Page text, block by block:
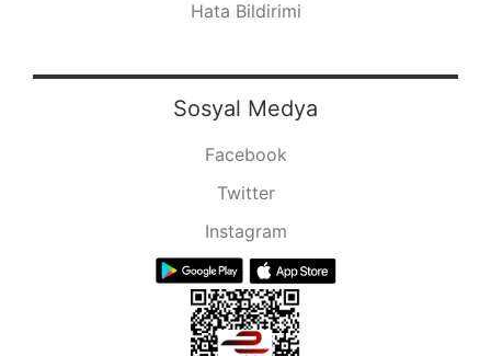
Hata Bildirimi
Sosyal Medya
Facebook
Twitter
Instagram